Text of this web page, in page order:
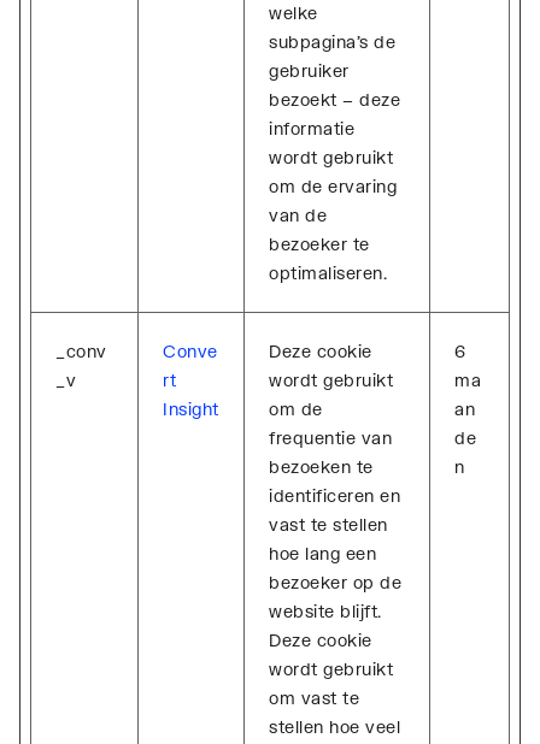
welke
subpagina's de
gebruiker
bezoekt – deze
informatie
wordt gebruikt
om de ervaring
van de
bezoeker te
optimaliseren.
_conv
_v
Conve
rt
Insight
Deze cookie
wordt gebruikt
om de
frequentie van
bezoeken te
identificeren en
vast te stellen
hoe lang een
bezoeker op de
website blijft.
Deze cookie
wordt gebruikt
om vast te
stellen hoe veel
6
ma
an
de
n